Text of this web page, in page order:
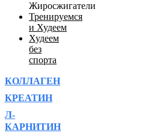
Жиросжигатели
Тренируемся
и Худеем
Худеем
без
спорта
КОЛЛАГЕН
КРЕАТИН
Л-
КАРНИТИН